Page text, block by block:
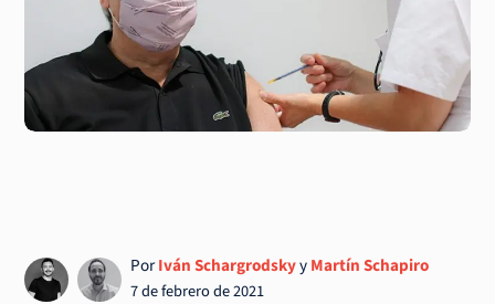
PorIván SchargrodskyyMartín Schapiro
7 de febrero de 2021